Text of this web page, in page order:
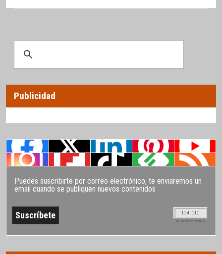
Publicidad
Puedes suscribirte por correo electrónico, te enviaremos un
email cuando se publiquen nuevos contenidos
114.111
SUSCRIPTORES